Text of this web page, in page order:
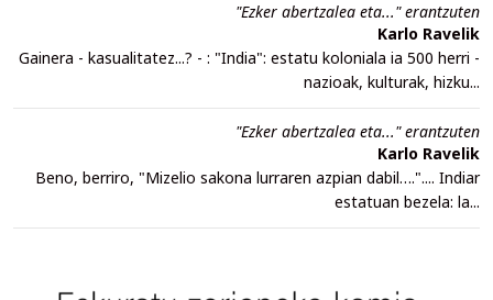
"Ezker abertzalea eta..." erantzuten
Karlo Ravelik
Gainera - kasualitatez...? - : "India": estatu koloniala ia 500 herri -
nazioak, kulturak, hizku...
"Ezker abertzalea eta..." erantzuten
Karlo Ravelik
Beno, berriro, "Mizelio sakona lurraren azpian dabil….".... Indiar
estatuan bezela: la...